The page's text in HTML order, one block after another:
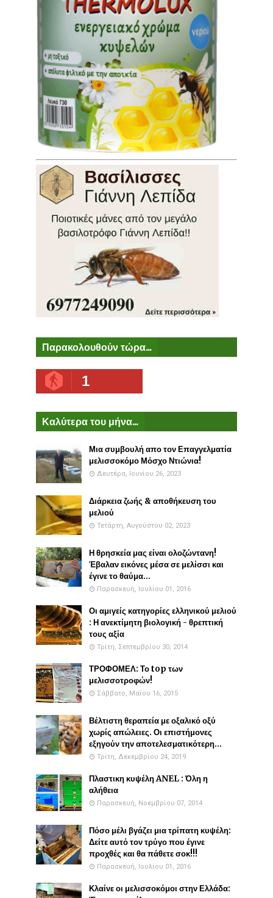
Παρακολουθούν τώρα...
1
Καλύτερα του μήνα...
Μια συμβουλή απο τον Επαγγελματία
μελισσοκόμο Μόσχο Ντιώνια!
Δευτέρα, Ιουνίου 26, 2023
Διάρκεια ζωής & αποθήκευση του
μελιού
Τετάρτη, Αυγούστου 02, 2023
Η θρησκεία μας είναι ολοζώντανη!
Έβαλαν εικόνες μέσα σε μελίσσι και
έγινε το θαύμα...
Παρασκευή, Ιουλίου 01, 2016
Οι αμιγείς κατηγορίες ελληνικού μελιού
: Η ανεκτίμητη βιολογική - θρεπτική
τους αξία
Τρίτη, Σεπτεμβρίου 30, 2014
ΤΡΟΦΟΜΕΛ: Το top των
μελισσοτροφών!
Σάββατο, Μαΐου 16, 2015
Βέλτιστη θεραπεία με οξαλικό οξύ
χωρίς απώλειες. Οι επιστήμονες
εξηγούν την αποτελεσματικότερη...
Τρίτη, Δεκεμβρίου 24, 2019
Πλαστικη κυψέλη ANEL : Όλη η
αλήθεια
Παρασκευή, Νοεμβρίου 07, 2014
Πόσο μέλι βγάζει μια τρίπατη κυψέλη:
Δείτε αυτό τον τρύγο που έγινε
προχθές και θα πάθετε σοκ!!!
Παρασκευή, Ιουλίου 01, 2016
Κλαίνε οι μελισσοκόμοι στην Ελλάδα: